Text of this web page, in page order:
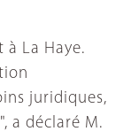
La Haye.
juridiques,
a déclaré M.